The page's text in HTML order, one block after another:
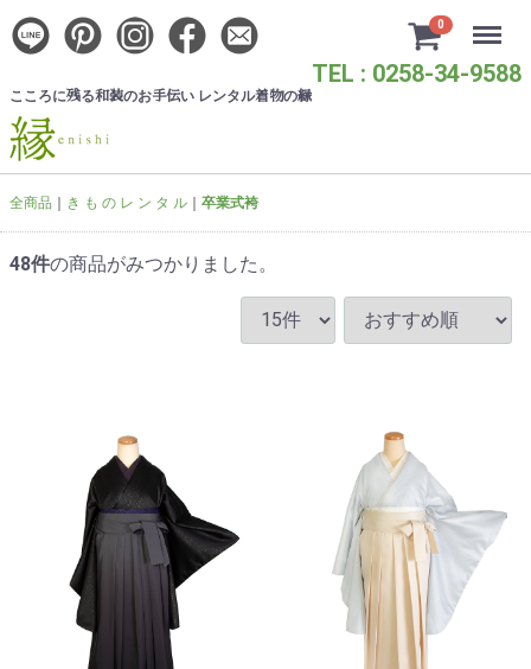
TEL : 0258-34-9588
こころに残る和装のお手伝い レンタル着物の縁
0 Menu
全商品 き も の レ ン タ ル 卒業式袴
48件の商品がみつかりました。